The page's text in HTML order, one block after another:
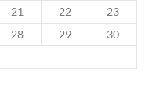
21 22
23
28 29
30